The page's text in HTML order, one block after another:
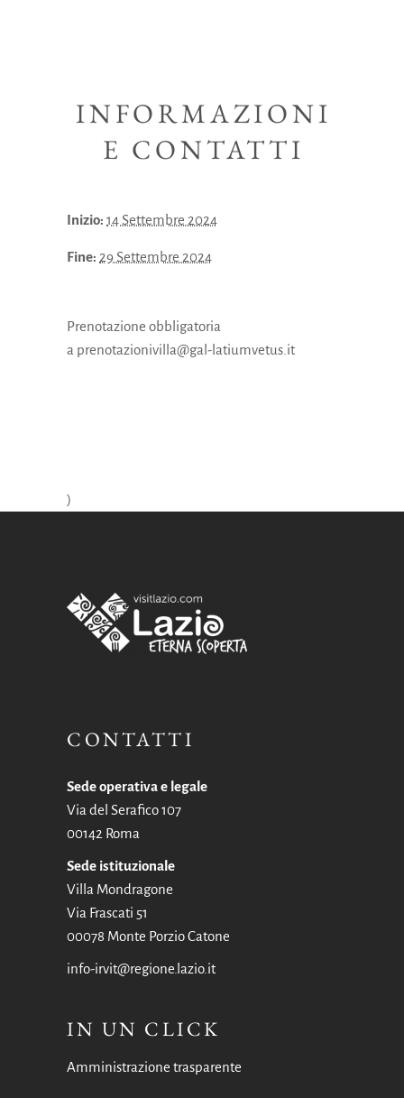
INFORMAZIONI
E CONTATTI
Inizio: 14 Settembre 2024
Fine: 29 Settembre 2024
Prenotazione obbligatoria
a prenotazionivilla@gal-latiumvetus.it
)
CONTATTI
Sede operativa e legale
Via del Serafico 107
00142 Roma
Sede istituzionale
Villa Mondragone
Via Frascati 51
00078 Monte Porzio Catone
info-irvit@regione.lazio.it
IN UN CLICK
Amministrazione trasparente